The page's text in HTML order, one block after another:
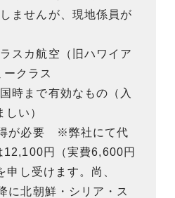
ませんが、現地係員が
スカ航空（旧ハワイア
ークラス
時まで有効なもの（入
い）
が必要 ※弊社にて代
12,100円（実費6,600円
し受けます。尚、
に北朝鮮・シリア・ス